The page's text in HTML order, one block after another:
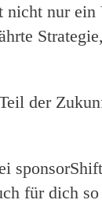
nicht nur ein
der
für dich so